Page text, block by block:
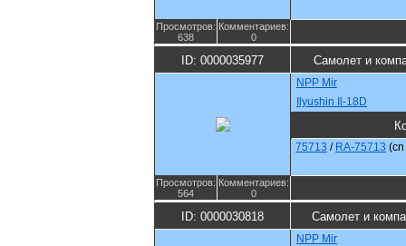
Просмотров:
638
Комментариев:
0
ID: 0000035977 Самолет и
NPP Mir
Ilyushin Il-18D
75713 / RA-75713 (cn
Просмотров:
564
Комментариев:
0
ID: 0000030818 Самолет и
NPP Mir